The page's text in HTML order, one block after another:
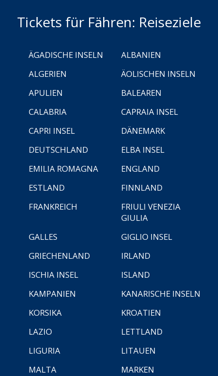
Tickets für Fähren: Reiseziele
ÄGADISCHE INSELN
ALBANIEN
ALGERIEN
ÄOLISCHEN INSELN
APULIEN
BALEAREN
CALABRIA
CAPRAIA INSEL
CAPRI INSEL
DÄNEMARK
DEUTSCHLAND
ELBA INSEL
EMILIA ROMAGNA
ENGLAND
ESTLAND
FINNLAND
FRANKREICH
FRIULI VENEZIA
GIULIA
GALLES
GIGLIO INSEL
GRIECHENLAND
IRLAND
ISCHIA INSEL
ISLAND
KAMPANIEN
KANARISCHE INSELN
KORSIKA
KROATIEN
LAZIO
LETTLAND
LIGURIA
LITAUEN
MALTA
MARKEN